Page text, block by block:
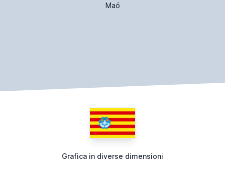
Maó
Grafica in diverse dimensioni